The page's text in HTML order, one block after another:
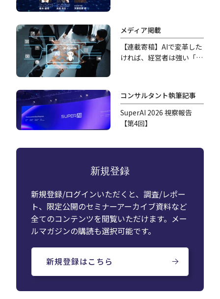
メディア掲載
【連載寄稿】AIで変革した
ければ、経営者は強い「覚
コンサルタント執筆記事
SuperAI 2026 視察報告
【第4回】
新規登録
新規登録/ログインいただくと、調査/レポー
ト、限定公開のセミナーアーカイブ資料など
全てのコンテンツを閲覧いただけます。メー
ルマガジンの購読も選択可能です。
新規登録はこちら